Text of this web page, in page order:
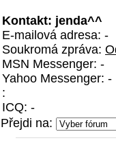
Kontakt: jenda^^
E-mailová adresa: -
Soukromá zpráva:
MSN Messenger: -
Yahoo Messenger: -
:
ICQ: -
Přejdi na: